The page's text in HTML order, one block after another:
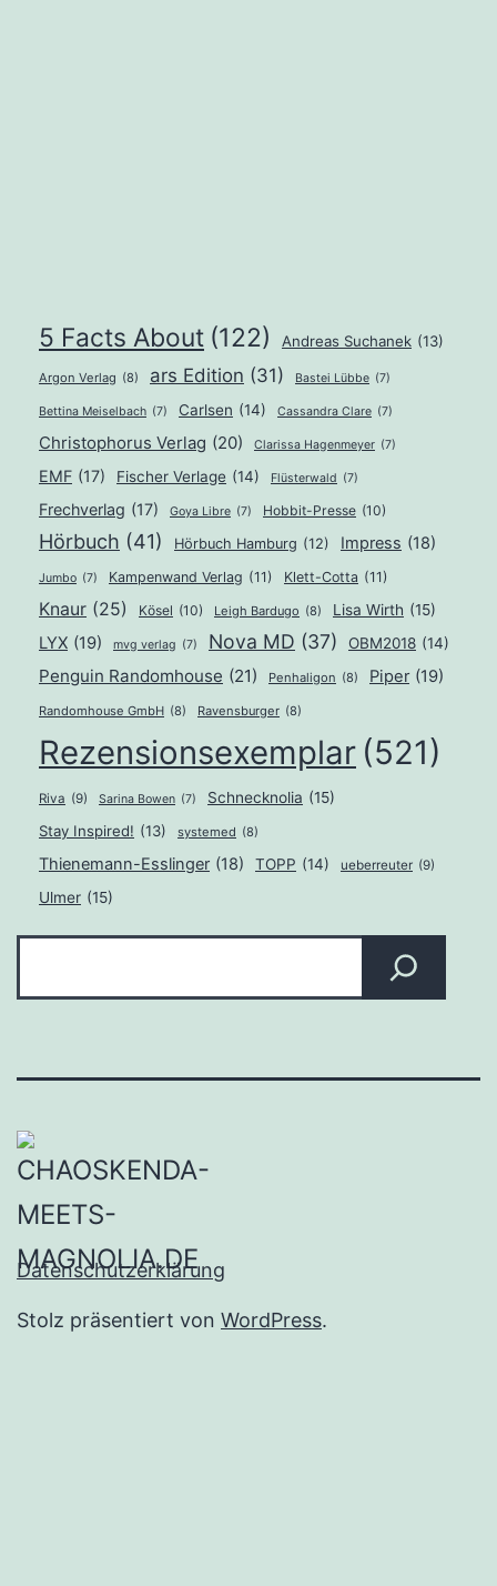
5 Facts About (122) Andreas Suchanek (13)
Argon Verlag (8) ars Edition (31) Bastei Lübbe (7)
Bettina Meiselbach (7) Carlsen (14) Cassandra Clare (7)
Christophorus Verlag (20) Clarissa Hagenmeyer (7)
EMF (17) Fischer Verlage (14) Flüsterwald (7)
Frechverlag (17) Goya Libre (7) Hobbit-Presse (10)
Hörbuch (41) Hörbuch Hamburg (12) Impress (18)
Jumbo (7) Kampenwand Verlag (11) Klett-Cotta (11)
Knaur (25) Kösel (10) Leigh Bardugo (8) Lisa Wirth (15)
LYX (19) mvg verlag (7) Nova MD (37) OBM2018 (14)
Penguin Randomhouse (21) Penhaligon (8) Piper (19)
Randomhouse GmbH (8) Ravensburger (8)
Rezensionsexemplar (521)
Riva (9) Sarina Bowen (7) Schnecknolia (15)
Stay Inspired! (13) systemed (8)
Thienemann-Esslinger (18) TOPP (14) ueberreuter (9)
Ulmer (15)
Datenschutzerklärung
Stolz präsentiert von WordPress.